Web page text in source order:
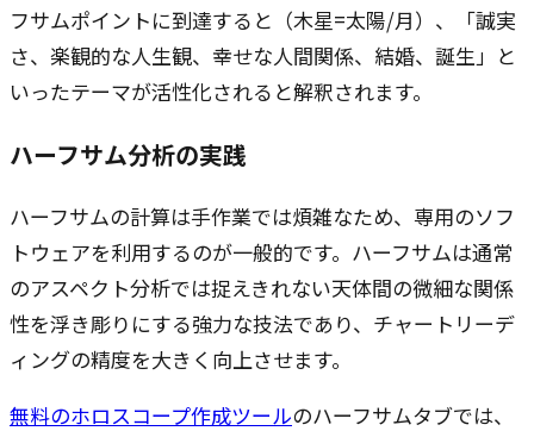
フサムポイントに到達すると（木星=太陽/月）、「誠実
さ、楽観的な人生観、幸せな人間関係、結婚、誕生」と
いったテーマが活性化されると解釈されます。
ハーフサム分析の実践
ハーフサムの計算は手作業では煩雑なため、専用のソフ
トウェアを利用するのが一般的です。ハーフサムは通常
のアスペクト分析では捉えきれない天体間の微細な関係
性を浮き彫りにする強力な技法であり、チャートリーデ
ィングの精度を大きく向上させます。
無料のホロスコープ作成ツールのハーフサムタブでは、